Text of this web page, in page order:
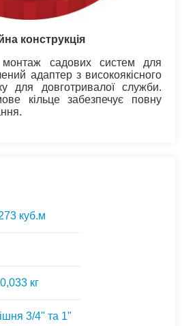
конструкція
монтаж садових систем для
адаптер з високоякісного
для довготривалої служби.
кільце забезпечує повну
куб.м
кг
3/4" та 1"